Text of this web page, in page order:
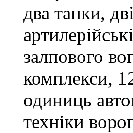
два танки,
залпового
комплекси,
одиниць
техніки